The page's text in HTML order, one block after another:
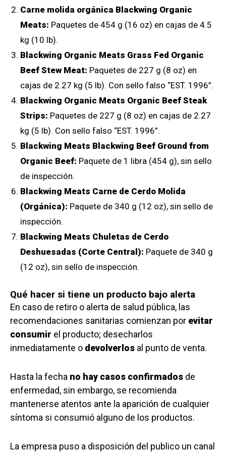
Carne molida orgánica Blackwing Organic
Meats: Paquetes de 454 g (16 oz) en cajas de 4.5
kg (10 lb).
Blackwing Organic Meats Grass Fed Organic
Beef Stew Meat: Paquetes de 227 g (8 oz) en
cajas de 2.27 kg (5 lb). Con sello falso “EST. 1996”.
Blackwing Organic Meats Organic Beef Steak
Strips: Paquetes de 227 g (8 oz) en cajas de 2.27
kg (5 lb). Con sello falso “EST. 1996”.
Blackwing Meats Blackwing Beef Ground from
Organic Beef: Paquete de 1 libra (454 g), sin sello
de inspección.
Blackwing Meats Carne de Cerdo Molida
(Orgánica): Paquete de 340 g (12 oz), sin sello de
inspección.
Blackwing Meats Chuletas de Cerdo
Deshuesadas (Corte Central): Paquete de 340 g
(12 oz), sin sello de inspección.
Qué hacer si tiene un producto bajo alerta
En caso de retiro o alerta de salud pública, las
recomendaciones sanitarias comienzan por evitar
consumir el producto; desecharlos
inmediatamente o devolverlos al punto de venta.
Hasta la fecha no hay casos confirmados de
enfermedad, sin embargo, se recomienda
mantenerse atentos ante la aparición de cualquier
síntoma si consumió alguno de los productos.
La empresa puso a disposición del publico un canal